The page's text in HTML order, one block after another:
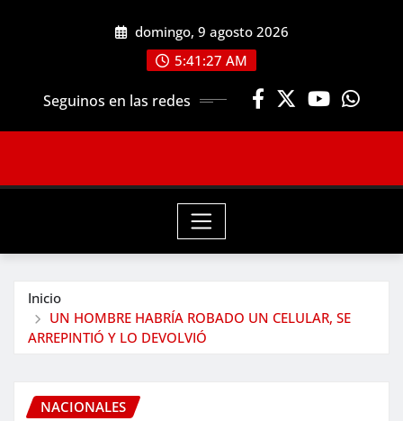
domingo, 9 agosto 2026
5:41:29 AM
Seguinos en las redes
Inicio
UN HOMBRE HABRÍA ROBADO UN CELULAR, SE
ARREPINTIÓ Y LO DEVOLVIÓ
NACIONALES